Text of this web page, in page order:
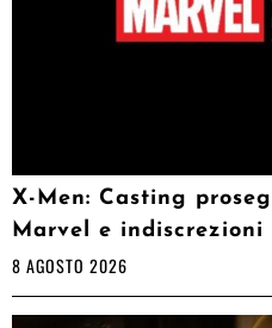
X-Men: Casting
Marvel e indiscrezioni
8 AGOSTO 2026